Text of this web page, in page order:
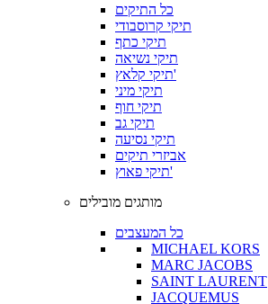
כל התיקים
תיקי קרוסבודי
תיקי כתף
תיקי נשיאה
תיקי קלאץ'
תיקי מיני
תיקי חוף
תיקי גב
תיקי נסיעה
אביזרי תיקים
תיקי פאוץ'
מותגים מובילים
כל המעצבים
MICHAEL KORS
MARC JACOBS
SAINT LAURENT
JACQUEMUS